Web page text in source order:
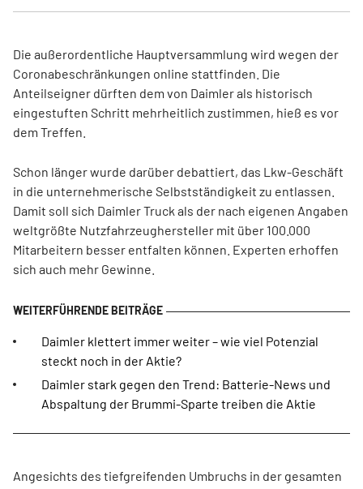
Die außerordentliche Hauptversammlung wird wegen der
Coronabeschränkungen online stattfinden. Die
Anteilseigner dürften dem von Daimler als historisch
eingestuften Schritt mehrheitlich zustimmen, hieß es vor
dem Treffen.
Schon länger wurde darüber debattiert, das Lkw-Geschäft
in die unternehmerische Selbstständigkeit zu entlassen.
Damit soll sich Daimler Truck als der nach eigenen Angaben
weltgrößte Nutzfahrzeughersteller mit über 100.000
Mitarbeitern besser entfalten können. Experten erhoffen
sich auch mehr Gewinne.
Daimler klettert immer weiter – wie viel Potenzial
steckt noch in der Aktie?
Daimler stark gegen den Trend: Batterie-News und
Abspaltung der Brummi-Sparte treiben die Aktie
Angesichts des tiefgreifenden Umbruchs in der gesamten